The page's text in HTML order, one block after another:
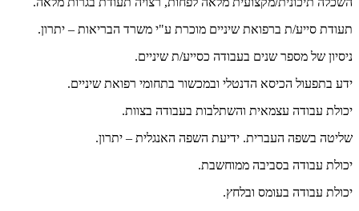
תעודת סייע/ת ברפואת שיניים מוכרת ע"י משרד הבריאות – יתרון.
ניסיון של מספר שנים בעבודה כסייע/ת שיניים.
ידע בתפעול הכיסא הדנטלי ובמכשור בתחומי רפואת שיניים.
יכולת עבודה עצמאית והשתלבות בעבודה בצוות.
שליטה בשפה העברית. ידיעת השפה האנגלית – יתרון.
יכולת עבודה בסביבה ממוחשבת.
יכולת עבודה בעומס ובלחץ.